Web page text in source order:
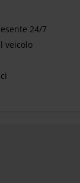
24/7
veicolo